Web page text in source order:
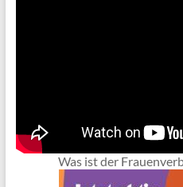
Was ist der